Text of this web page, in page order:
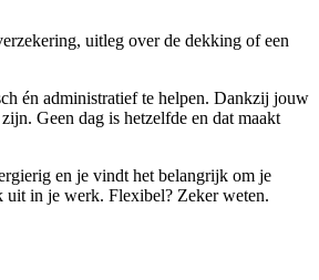
uitleg over de dekking of een
én administratief te helpen. Dankzij jouw
Geen dag is hetzelfde en dat maakt
en je vindt het belangrijk om je
uit in je werk. Flexibel? Zeker weten.